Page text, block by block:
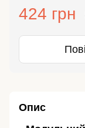
424 грн
Опис